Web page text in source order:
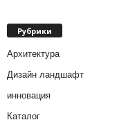
Рубрики
Архитектура
Дизайн ландшафт
инновация
Каталог